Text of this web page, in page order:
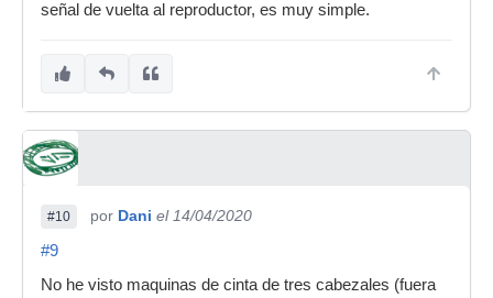
señal de vuelta al reproductor, es muy simple.
#10 por Dani el 14/04/2020
#9
No he visto maquinas de cinta de tres cabezales (fuera